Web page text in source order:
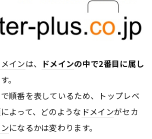
インは、 ドメインの中で2番目に属し
。
順番を表しているため、トップレベ
よって、どのような ドメインがセカ
になるかは変わります。